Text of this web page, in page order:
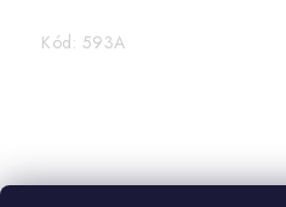
Kód: 593A